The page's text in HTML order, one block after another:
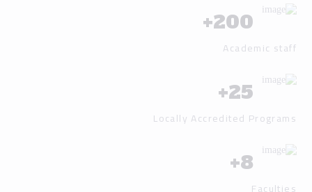
200
+
Academic staff
25
+
Locally Accredited Programs
8
+